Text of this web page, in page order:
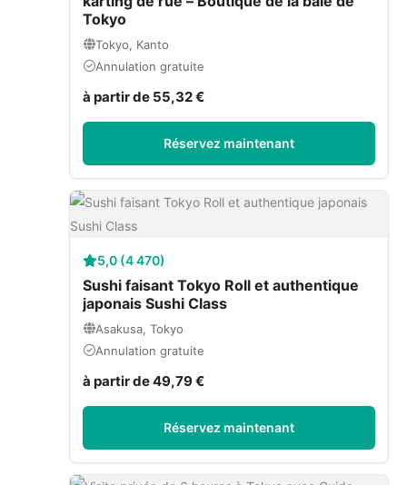
Tokyo
Tokyo, Kanto
Annulation gratuite
à partir de 55,32 €
Réservez maintenant
5,0 (4 470)
Sushi faisant Tokyo Roll et authentique
japonais Sushi Class
Asakusa, Tokyo
Annulation gratuite
à partir de 49,79 €
Réservez maintenant